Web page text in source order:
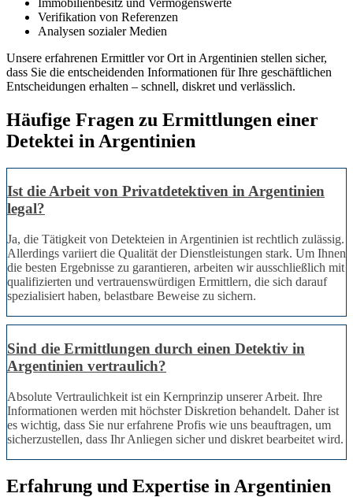
Immobilienbesitz und Vermögenswerte
Verifikation von Referenzen
Analysen sozialer Medien
Unsere erfahrenen Ermittler vor Ort in Argentinien stellen sicher,
dass Sie die entscheidenden Informationen für Ihre geschäftlichen
Entscheidungen erhalten – schnell, diskret und verlässlich.
Häufige Fragen zu Ermittlungen einer
Detektei in Argentinien
Ist die Arbeit von Privatdetektiven in Argentinien
legal?
Ja, die Tätigkeit von Detekteien in Argentinien ist rechtlich zulässig.
Allerdings variiert die Qualität der Dienstleistungen stark. Um Ihnen
die besten Ergebnisse zu garantieren, arbeiten wir ausschließlich mit
qualifizierten und vertrauenswürdigen Ermittlern, die sich darauf
spezialisiert haben, belastbare Beweise zu sichern.
Sind die Ermittlungen durch einen Detektiv in
Argentinien vertraulich?
Absolute Vertraulichkeit ist ein Kernprinzip unserer Arbeit. Ihre
Informationen werden mit höchster Diskretion behandelt. Daher ist
es wichtig, dass Sie nur erfahrene Profis wie uns beauftragen, um
sicherzustellen, dass Ihr Anliegen sicher und diskret bearbeitet wird.
Erfahrung und Expertise in Argentinien